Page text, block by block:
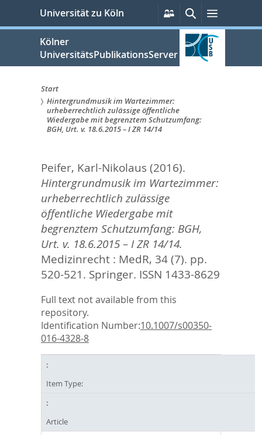
springen
Universität zu Köln
Persönliche
Services
SucheMenü
Kölner
UniversitätsPublikationsServer
Sie
sind
Start
Hintergrundmusik im Wartezimmer:
urheberrechtlich zulässige öffentliche
Wiedergabe mit begrenztem Schutzumfang:
BGH, Urt. v. 18.6.2015 – I ZR 14/14
Peifer, Karl-Nikolaus(2016).
Hintergrundmusik im Wartezimmer:
urheberrechtlich zulässige
öffentliche Wiedergabe mit
begrenztem Schutzumfang: BGH,
Urt. v. 18.6.2015 – I ZR 14/14.
Medizinrecht : MedR, 34 (7). pp.
520-521. Springer. ISSN 1433-8629
Full text not available from this
repository.
Identification Number:10.1007/s00350-
016-4328-8
Item Type:
Article